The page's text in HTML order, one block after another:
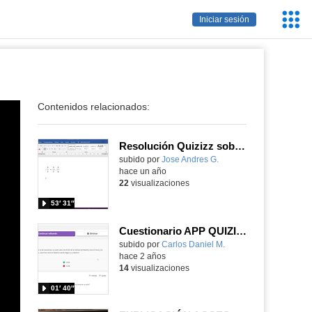
Iniciar sesión
Contenidos relacionados:
Resolución Quizizz sobre Fracciones
Contenido educativo.
subido por Jose Andres G.
53′ 31″
hace un año
22 visualizaciones
Cuestionario APP QUIZIZZ
Contenido educativo.
subido por Carlos Daniel M.
01′ 40″
hace 2 años
14visualizaciones